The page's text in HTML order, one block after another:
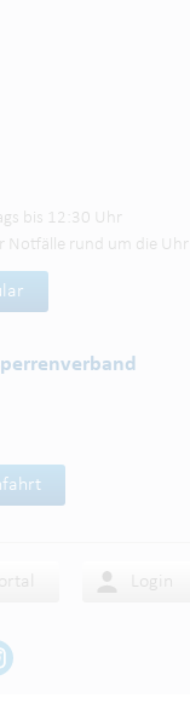
bis 12:30 Uhr
Notfälle rund um die Uhr
Login